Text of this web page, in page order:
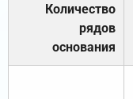
Количество
рядов
основания